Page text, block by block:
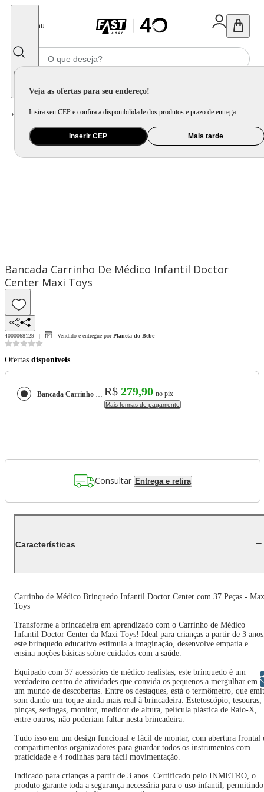
Menu
Veja as ofertas para seu endereço!
Insira seu CEP e confira a disponibilidade dos produtos e prazo de entrega.
Inserir CEP Mais tarde
Home Brinquedo e Colecionável / Faz de Conta
Bancada Carrinho De Médico Infantil Doctor
Center Maxi Toys
4000068129 Vendido e entregue por Planeta do Bebe
Ofertas disponíveis
Bancada Carrinho De Médico Infantil Doctor Center Maxi Toys R$ 279,90 no pix
Mais formas de pagamento
Consultar Entrega e retira
Características
Carrinho de Médico Brinquedo Infantil Doctor Center com 37 Peças -
Toys
Transforme a brincadeira em aprendizado com o Carrinho de Médico
Infantil Doctor Center da Maxi Toys! Ideal para crianças a partir de 3
este brinquedo educativo estimula a imaginação, desenvolve empatia e
ensina noções básicas sobre cuidados com a saúde.
Equipado com 37 acessórios de médico realistas, este brinquedo é um
verdadeiro centro de atividades que convida os pequenos a mergulhar em
um mundo de descobertas. Entre os destaques, está o termômetro, que
som dando um toque ainda mais real à brincadeira. Estetoscópio, tesouras,
pinças, seringas, monitor, medidor de altura, película plástica de Raio-X,
entre outros, não poderiam faltar nesta brincadeira.
Tudo isso em um design funcional e fácil de montar, com abertura frontal
compartimentos organizadores para guardar todos os instrumentos com
praticidade e 4 rodinhas para fácil movimentação.
Indicado para crianças a partir de 3 anos. Certificado pelo INMETRO, o
produto garante toda a segurança necessária para o uso infantil, permitindo
Libras